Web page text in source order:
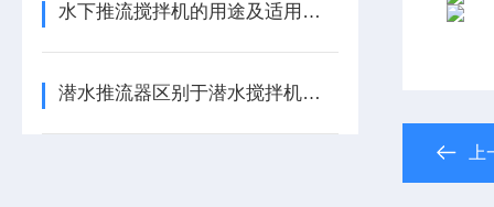
水下推流搅拌机的用途及适用条件
潜水推流器区别于潜水搅拌机的侧重点